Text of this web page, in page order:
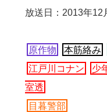
放送日：2013年12
原作物 本筋絡み
江戸川コナン
少
室透
目暮警部